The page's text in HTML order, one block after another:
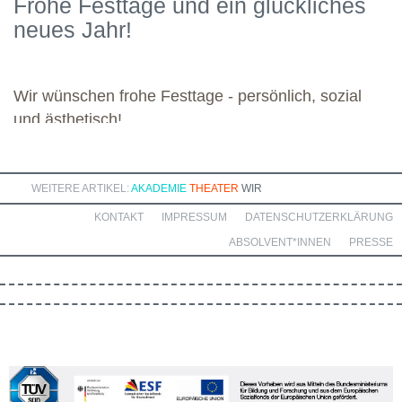
kommenden Module. Günther wünscht allen weiteren
Dozierenden viel Freude bei ihren Modulen sowie eine ebenso
Frohe Festtage und ein glückliches
neues Jahr!
Wir wünschen frohe Festtage - persönlich, sozial
und ästhetisch!
WEITERE ARTIKEL: AKADEMIE THEATER WIR
DATENSCHUTZERKLÄRUNG
IMPRESSUM
KONTAKT
PRESSE
ABSOLVENT*INNEN